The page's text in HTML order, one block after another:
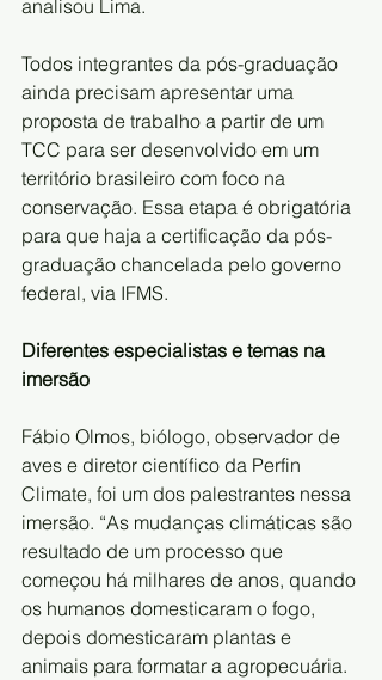
analisou Lima.
Todos integrantes da pós-graduação
ainda precisam apresentar uma
proposta de trabalho a partir de um
TCC para ser desenvolvido em um
território brasileiro com foco na
conservação. Essa etapa é obrigatória
para que haja a certificação da pós-
graduação chancelada pelo governo
federal, via IFMS.
Diferentes especialistas e temas na
imersão
Fábio Olmos, biólogo, observador de
aves e diretor científico da Perfin
Climate, foi um dos palestrantes nessa
imersão. “As mudanças climáticas são
resultado de um processo que
começou há milhares de anos, quando
os humanos domesticaram o fogo,
depois domesticaram plantas e
animais para formatar a agropecuária.